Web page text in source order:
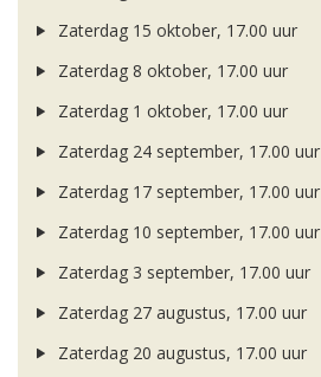
Zaterdag 15 oktober, 17.00 uur
Zaterdag 8 oktober, 17.00 uur
Zaterdag 1 oktober, 17.00 uur
Zaterdag 24 september, 17.00 uur
Zaterdag 17 september, 17.00 uur
Zaterdag 10 september, 17.00 uur
Zaterdag 3 september, 17.00 uur
Zaterdag 27 augustus, 17.00 uur
Zaterdag 20 augustus, 17.00 uur